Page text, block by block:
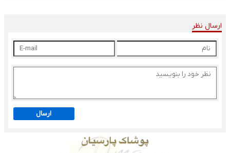
ارسال نظر
ارسال